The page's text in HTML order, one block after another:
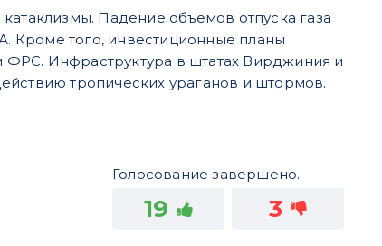
Падение объемов отпуска газа
Кроме того, инвестиционные планы
ФРС. Инфраструктура в штатах Вирджиния и
тропических ураганов и штормов.
Голосование завершено.
19 3